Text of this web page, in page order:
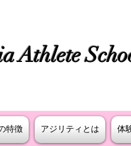
Athlete
特徴 アジリティとは 体